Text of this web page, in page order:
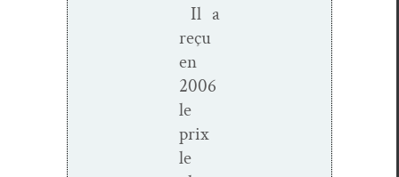
Il a
reçu
en
2006
le
prix
le